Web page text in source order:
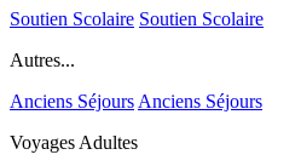
Soutien Scolaire Soutien Scolaire
Autres...
Anciens Séjours Anciens Séjours
Voyages Adultes